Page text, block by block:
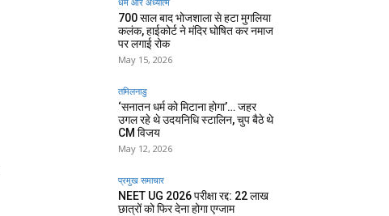
700 साल बाद भोजशाला से हटा मुगलिया
कलंक, हाईकोर्ट ने मंदिर घोषित कर नमाज
पर लगाई रोक
May 15, 2026
तमिलनाडु
‘सनातन धर्म को मिटाना होगा’… जहर
उगल रहे थे उदयनिधि स्टालिन, चुप बैठे थे
CM विजय
May 12, 2026
प्रमुख समाचार‎
NEET UG 2026 परीक्षा रद्द: 22 लाख
छात्रों को फिर देना होगा एग्जाम